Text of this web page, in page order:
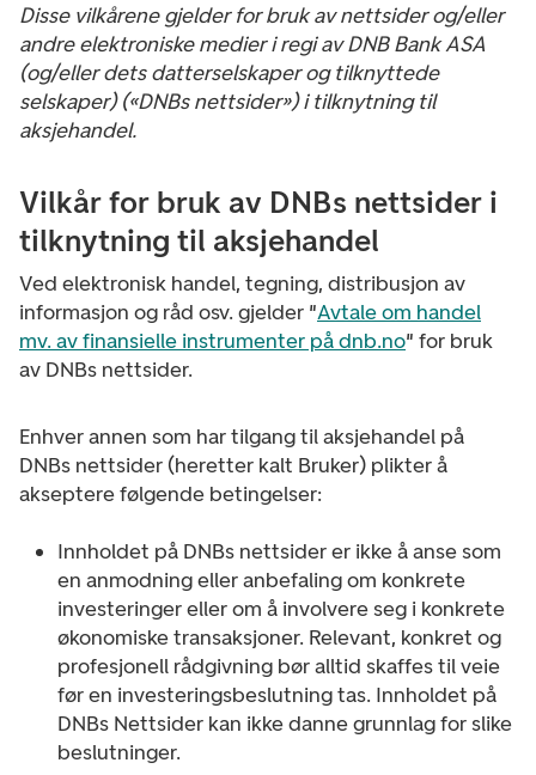
Disse vilkårene gjelder for bruk av nettsider og/eller
andre elektroniske medier i regi av DNB Bank ASA
(og/eller dets datterselskaper og tilknyttede
selskaper) («DNBs nettsider») i tilknytning til
aksjehandel.
Vilkår for bruk av DNBs nettsider i
tilknytning til aksjehandel
Ved elektronisk handel, tegning, distribusjon av
informasjon og råd osv. gjelder "Avtale om handel
mv. av finansielle instrumenter på dnb.no" for bruk
av DNBs nettsider.
Enhver annen som har tilgang til aksjehandel på
DNBs nettsider (heretter kalt Bruker) plikter å
akseptere følgende betingelser:
Innholdet på DNBs nettsider er ikke å anse som
en anmodning eller anbefaling om konkrete
investeringer eller om å involvere seg i konkrete
økonomiske transaksjoner. Relevant, konkret og
profesjonell rådgivning bør alltid skaffes til veie
før en investeringsbeslutning tas. Innholdet på
DNBs Nettsider kan ikke danne grunnlag for slike
beslutninger.